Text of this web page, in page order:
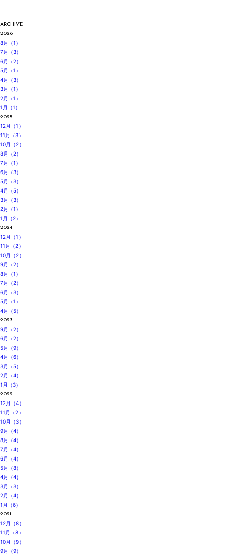
ARCHIVE
2026
8月（1）
7月（3）
6月（2）
5月（1）
4月（3）
3月（1）
2月（1）
1月（1）
2025
12月（1）
11月（3）
10月（2）
8月（2）
7月（1）
6月（3）
5月（3）
4月（5）
3月（3）
2月（1）
1月（2）
2024
12月（1）
11月（2）
10月（2）
9月（2）
8月（1）
7月（2）
6月（3）
5月（1）
4月（5）
2023
9月（2）
6月（2）
5月（9）
4月（6）
3月（5）
2月（4）
1月（3）
2022
12月（4）
11月（2）
10月（3）
9月（4）
8月（4）
7月（4）
6月（4）
5月（8）
4月（4）
3月（3）
2月（4）
1月（6）
2021
12月（8）
11月（8）
10月（9）
9月（9）